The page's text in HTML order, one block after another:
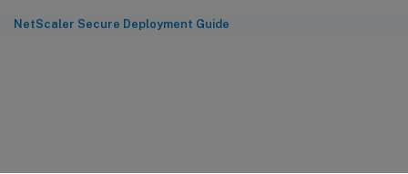
NetScaler Secure Deployment Guide